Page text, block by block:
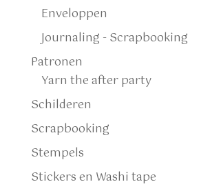
Enveloppen
Journaling - Scrapbooking
Patronen
Yarn the after party
Schilderen
Scrapbooking
Stempels
Stickers en Washi tape